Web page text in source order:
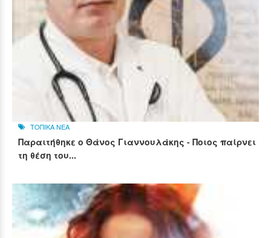
ΤΟΠΙΚΑ ΝΕΑ
Παραιτήθηκε ο Θάνος Γιαννουλάκης - Ποιος παίρνει
τη θέση του...